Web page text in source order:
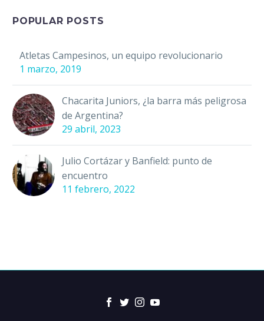
POPULAR POSTS
Atletas Campesinos, un equipo revolucionario
1 marzo, 2019
Chacarita Juniors, ¿la barra más peligrosa
de Argentina?
29 abril, 2023
Julio Cortázar y Banfield: punto de
encuentro
11 febrero, 2022